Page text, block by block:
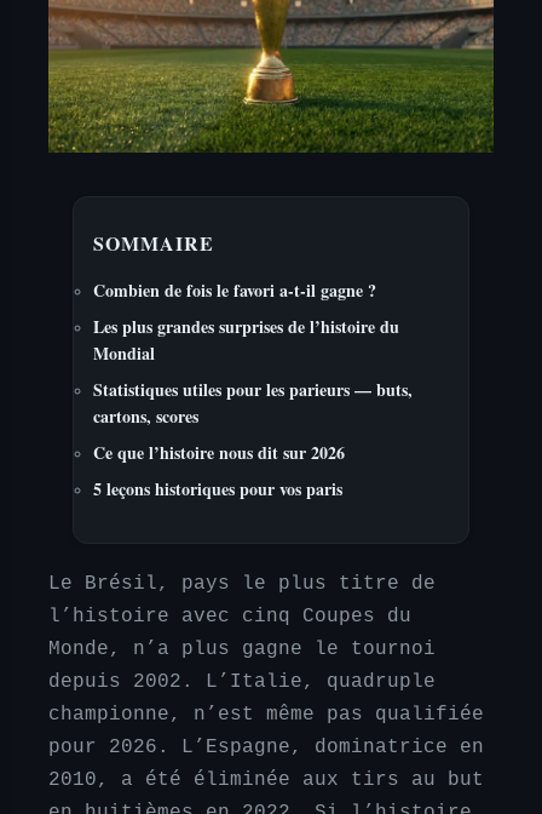
SOMMAIRE
Combien de fois le favori a-t-il gagne ?
Les plus grandes surprises de l’histoire du
Mondial
Statistiques utiles pour les parieurs — buts,
cartons, scores
Ce que l’histoire nous dit sur 2026
5 leçons historiques pour vos paris
Le Brésil, pays le plus titre de
l’histoire avec cinq Coupes du
Monde, n’a plus gagne le tournoi
depuis 2002. L’Italie, quadruple
championne, n’est même pas qualifiée
pour 2026. L’Espagne, dominatrice en
2010, a été éliminée aux tirs au but